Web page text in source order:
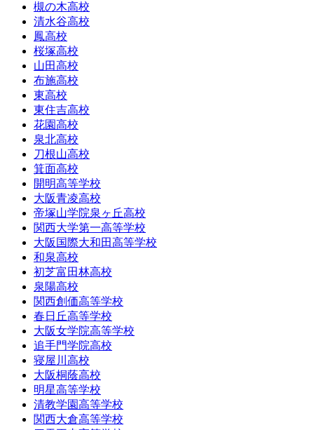
槻の木高校
清水谷高校
鳳高校
桜塚高校
山田高校
布施高校
東高校
東住吉高校
花園高校
泉北高校
刀根山高校
箕面高校
開明高等学校
大阪青凌高校
帝塚山学院泉ヶ丘高校
関西大学第一高等学校
大阪国際大和田高等学校
和泉高校
初芝富田林高校
泉陽高校
関西創価高等学校
春日丘高等学校
大阪女学院高等学校
追手門学院高校
寝屋川高校
大阪桐蔭高校
明星高等学校
清教学園高等学校
関西大倉高等学校